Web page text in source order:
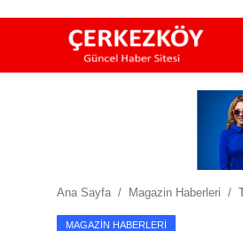
Ekonomi Haberleri
Ana Sayfa Magazin Haberleri
MAGAZIN HABERLERI